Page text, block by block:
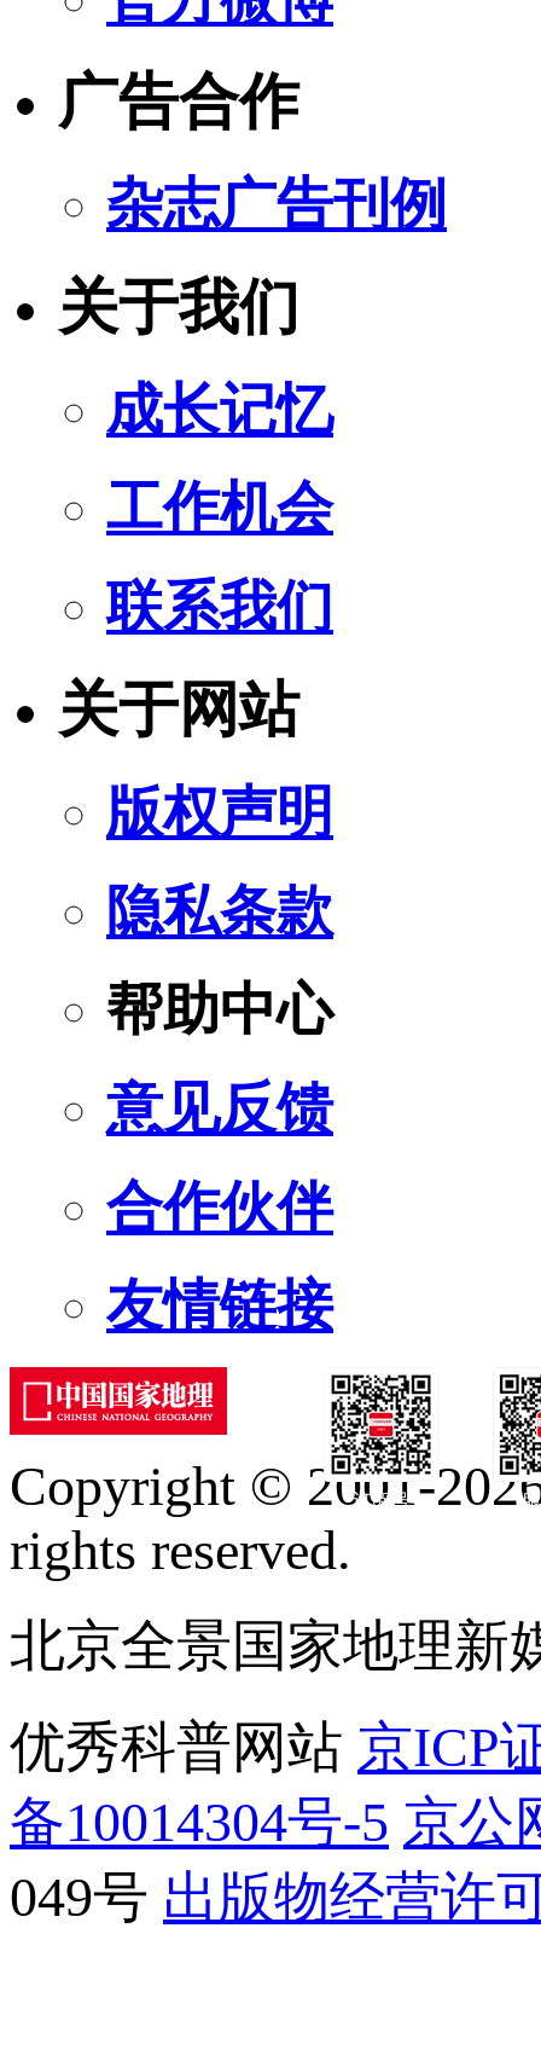
广告合作
杂志广告刊例
关于我们
成长记忆
工作机会
联系我们
关于网站
版权声明
隐私条款
帮助中心
意见反馈
合作伙伴
友情链接
订阅号
Copyright © 2001-
rights reserved.
北京全景国家地理新
优秀科普网站 京ICP
备10014304号-5 京公
049号 出版物经营许